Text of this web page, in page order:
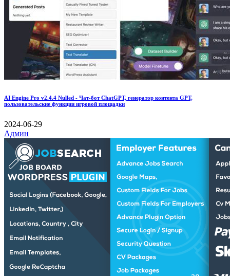
AI Engine Pro v2.4.4 Nulled - Чат-бот ChatGPT, генератор контента GPT,
пользовательские функции игровой площадки
2024-06-29
Админ